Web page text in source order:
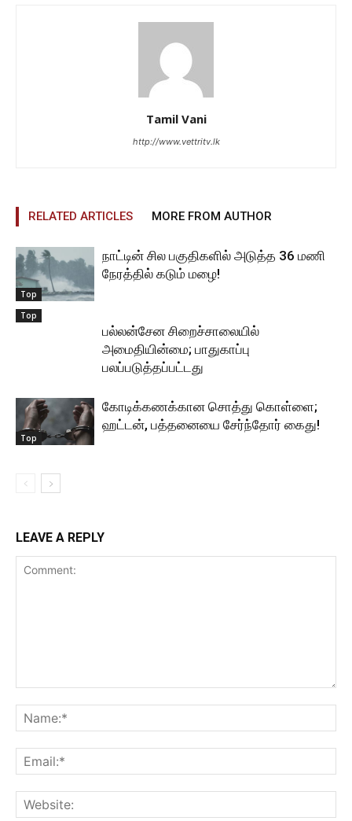
Tamil Vani
http://www.vettritv.lk
RELATED ARTICLES MORE FROM AUTHOR
Top
நாட்டின் சில பகுதிகளில் அடுத்த 36 மணி
நேரத்தில் கடும் மழை!
Top
பல்லன்சேன சிறைச்சாலையில்
அமைதியின்மை; பாதுகாப்பு
பலப்படுத்தப்பட்டது
Top
கோடிக்கணக்கான சொத்து கொள்ளை;
ஹட்டன், பத்தனையை சேர்ந்தோர் கைது!
LEAVE A REPLY